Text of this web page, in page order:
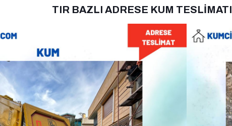
TIR BAZLI ADRESE KUM TESLİMATI